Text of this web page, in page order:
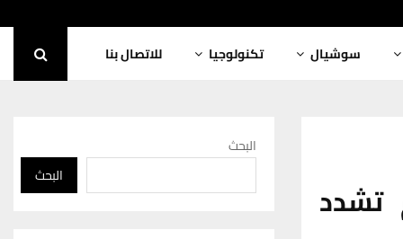
سوشيال تكنولوجيا للاتصال بنا
تشدد
البحث
البحث